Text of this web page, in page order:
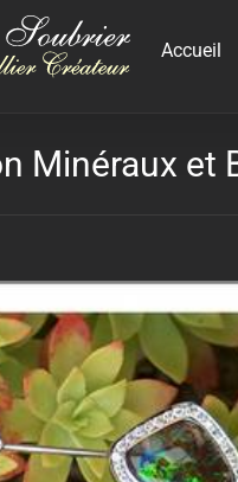
Accueil
Minéraux et